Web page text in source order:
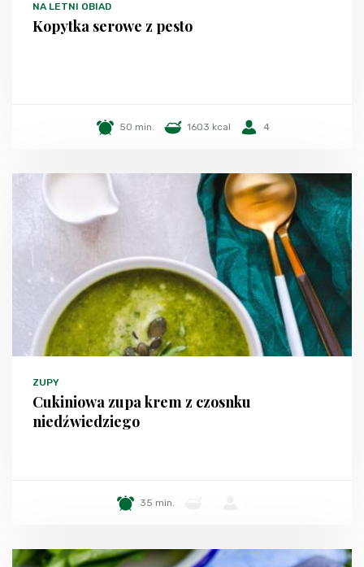
NA LETNI OBIAD
Kopytka serowe z pesto
50 min. 1603 kcal 4
ZUPY
Cukiniowa zupa krem z czosnku
niedźwiedziego
35 min.